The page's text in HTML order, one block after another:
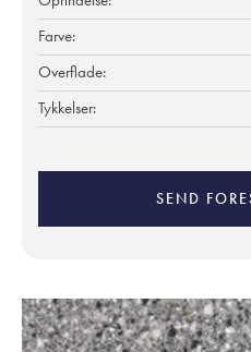
Farve:
Overflade:
Tykkelser:
SEND